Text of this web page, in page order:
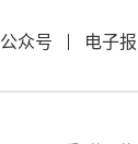
公众号 电子报